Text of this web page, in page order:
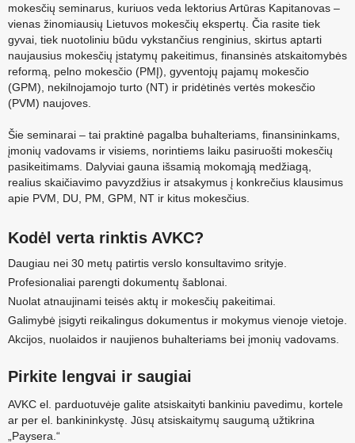
mokesčių seminarus, kuriuos veda lektorius Artūras Kapitanovas –
vienas žinomiausių Lietuvos mokesčių ekspertų. Čia rasite tiek
gyvai, tiek nuotoliniu būdu vykstančius renginius, skirtus aptarti
naujausius mokesčių įstatymų pakeitimus, finansinės atskaitomybės
reformą, pelno mokesčio (PMĮ), gyventojų pajamų mokesčio
(GPM), nekilnojamojo turto (NT) ir pridėtinės vertės mokesčio
(PVM) naujoves.
Šie seminarai – tai praktinė pagalba buhalteriams, finansininkams,
įmonių vadovams ir visiems, norintiems laiku pasiruošti mokesčių
pasikeitimams. Dalyviai gauna išsamią mokomąją medžiagą,
realius skaičiavimo pavyzdžius ir atsakymus į konkrečius klausimus
apie PVM, DU, PM, GPM, NT ir kitus mokesčius.
Kodėl verta rinktis AVKC?
Daugiau nei 30 metų patirtis verslo konsultavimo srityje.
Profesionaliai parengti dokumentų šablonai.
Nuolat atnaujinami teisės aktų ir mokesčių pakeitimai.
Galimybė įsigyti reikalingus dokumentus ir mokymus vienoje vietoje.
Akcijos, nuolaidos ir naujienos buhalteriams bei įmonių vadovams.
Pirkite lengvai ir saugiai
AVKC el. parduotuvėje galite atsiskaityti bankiniu pavedimu, kortele
ar per el. bankininkystę. Jūsų atsiskaitymų saugumą užtikrina
„Paysera.“